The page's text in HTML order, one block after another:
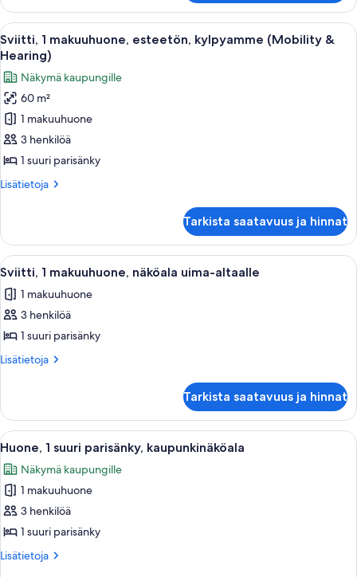
makuuhuone
Avaa
kaikki
huonetyypin
Sviitti,
1
makuuhuone,
esteetön,
kylpyamme
(Mobility
kuvat
Hotellihuone, jossa on sänky,
6
Sviitti, 1 makuuhuone, esteetön, kylpyamme (Mobility &
Hearing)
Näkymä kaupungille
60 m²
1 makuuhuone
3 henkilöä
1 suuri parisänky
Lisätietoja
Lisätietoja
makuuhuone,
esteetön,
kylpyamme
&
Hearing)
Tarkista saatavuus ja hinnat
Avaa
kaikki
huonetyypin
Sviitti,
1
makuuhuone,
altaalle
kuvat
Hotellihuone, jossa on suuri sänky,
6
Sviitti, 1 makuuhuone, näköala uima-altaalle
1 makuuhuone
3 henkilöä
1 suuri parisänky
Lisätietoja
Lisätietoja
makuuhuone,
näköala
uima-
Tarkista saatavuus ja hinnat
Avaa
kaikki
huonetyypin
Huone,
1
suuri
parisänky,
kaupunkinäköala
Hotellihuone, jossa on suuri sänky,
7
Huone, 1 suuri parisänky, kaupunkinäköala
Näkymä kaupungille
1 makuuhuone
3 henkilöä
1 suuri parisänky
Lisätietoja
Lisätietoja